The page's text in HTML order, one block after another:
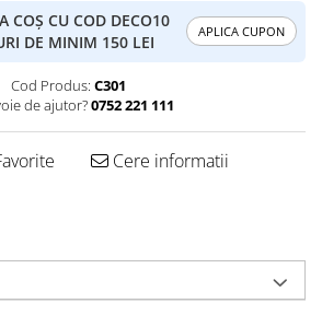
COȘ CU COD DECO10
DE MINIM 150 LEI
APLICA CUPON
Cod Produs: C301
de ajutor?0752 221 111
Cere informatii